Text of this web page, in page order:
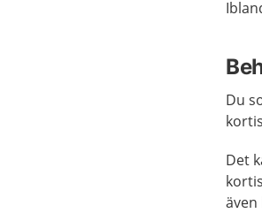
Du
Det
även